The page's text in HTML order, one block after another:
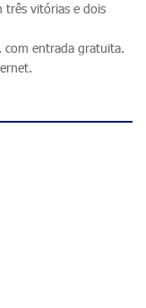
três vitórias e dois
com entrada gratuita.